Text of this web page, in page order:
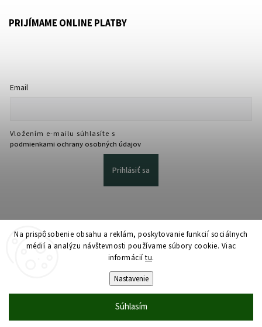
Na prispôsobenie obsahu a reklám, poskytovanie funkcií sociálnych
médií a analýzu návštevnosti používame súbory cookie. Viac
informáciítu.
Nastavenie
Súhlasím
PRIJÍMAME ONLINE PLATBY
Email
Vložením e-mailu súhlasíte s
podmienkami ochrany osobných údajov
Prihlásiť sa
Upraviť nastavenie cookies